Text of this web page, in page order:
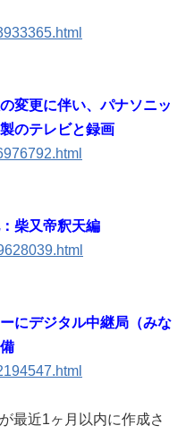
変更に伴い、パナソニッ
のテレビと録画
柴又帝釈天編
にデジタル中継局（みな
最近1ヶ月以内に作成さ